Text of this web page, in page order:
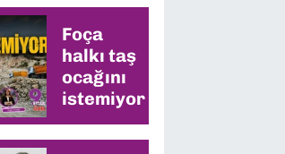
Foça
halkı taş
ocağını
istemiyor